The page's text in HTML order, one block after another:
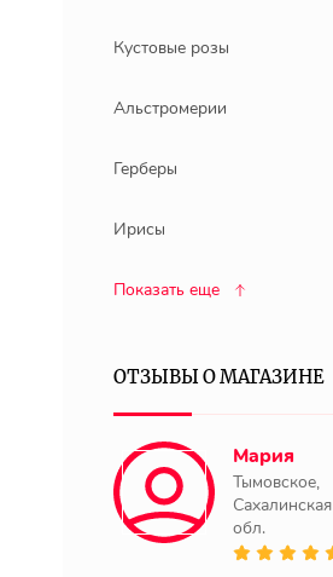
Кустовые розы
Альстромерии
Герберы
Ирисы
Показать еще
ОТЗЫВЫ О МАГАЗИНЕ
Мария
Тымовское,
Сахалинская
обл.